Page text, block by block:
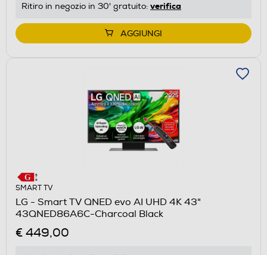
Ritiro in negozio in 30' gratuito: verifica
AGGIUNGI
SMART TV
LG - Smart TV QNED evo AI UHD 4K 43"
43QNED86A6C-Charcoal Black
€ 449,00